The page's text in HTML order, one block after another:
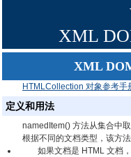
XML
XML
HTMLCollection 对象参考手
定义和用法
namedItem() 方法从集合中
根据不同的文档类型，该方
如果文档是 HTML 文档